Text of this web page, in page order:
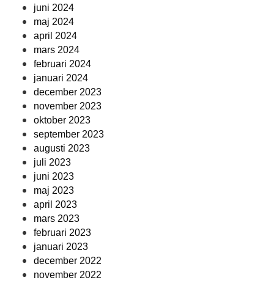
juni 2024
maj 2024
april 2024
mars 2024
februari 2024
januari 2024
december 2023
november 2023
oktober 2023
september 2023
augusti 2023
juli 2023
juni 2023
maj 2023
april 2023
mars 2023
februari 2023
januari 2023
december 2022
november 2022